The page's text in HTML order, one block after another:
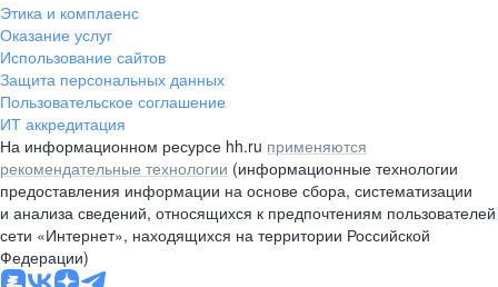
Этика и комплаенс
Оказание услуг
Использование сайтов
Защита персональных данных
Пользовательское соглашение
ИТ аккредитация
На информационном ресурсе hh.ru применяются
рекомендательные технологии (информационные технологии
предоставления информации на основе сбора, систематизации
и анализа сведений, относящихся к предпочтениям пользователей
сети «Интернет», находящихся на территории Российской
Федерации)